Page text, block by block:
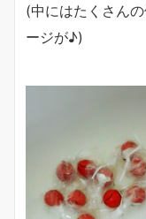
(中にはたくさん
ージが♪)